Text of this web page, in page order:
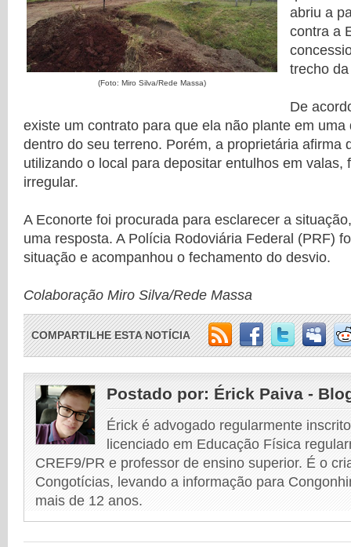
(Foto: Miro Silva/Rede Massa)
abriu a
contra a
trecho
De
existe um contrato para que ela não plante em uma
dentro do seu terreno. Porém, a proprietária afirma
utilizando o local para depositar entulhos em valas,
irregular.
A Econorte foi procurada para esclarecer a
uma resposta. A Polícia Rodoviária Federal (PRF)
situação e acompanhou o fechamento do desvio.
Colaboração Miro Silva/Rede Massa
COMPARTILHE ESTA NOTÍCIA
Postado por: Érick Paiva -
Érick é advogado regularmente
licenciado em Educação Física
CREF9/PR e professor de ensino superior. É o
Congotícias, levando a informação para
mais de 12 anos.